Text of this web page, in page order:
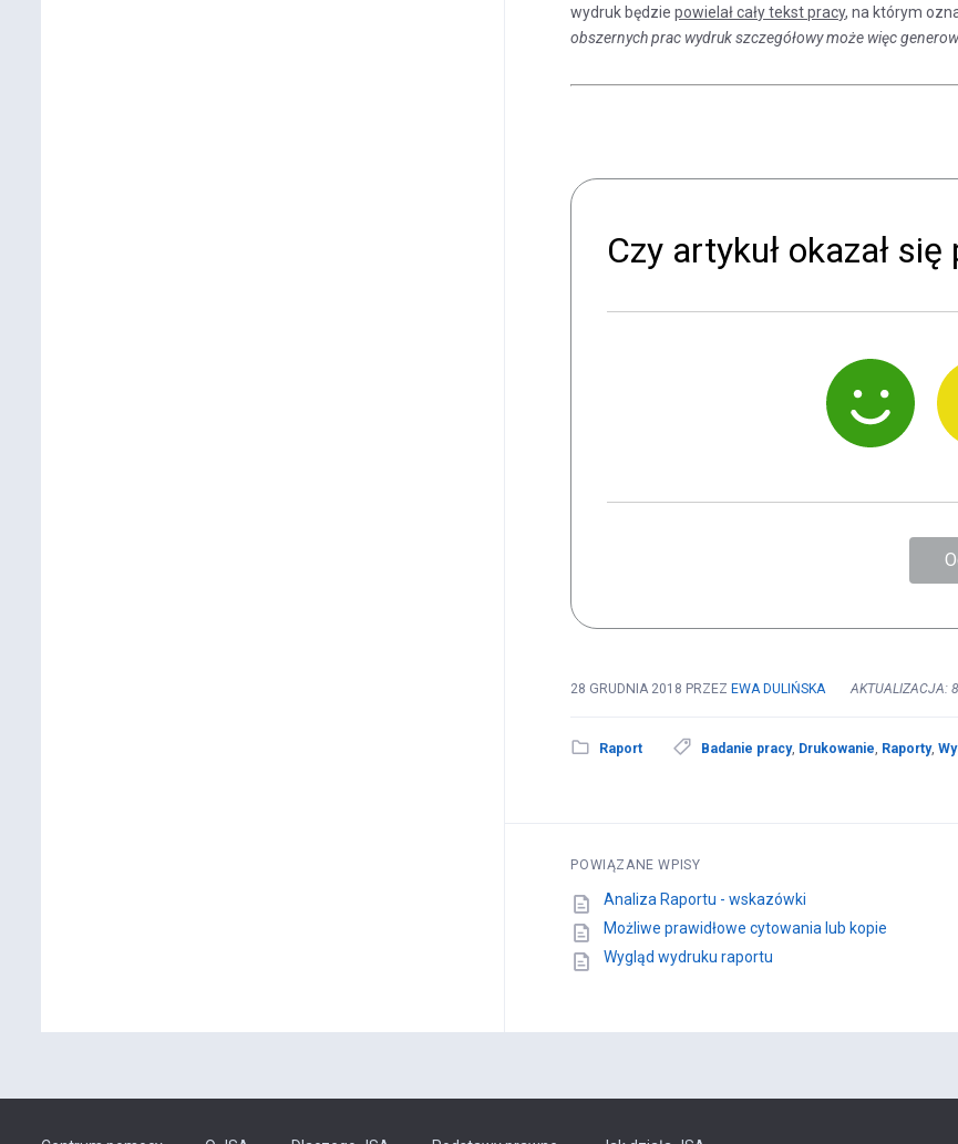
wydruk będziepowielał cały tekst pracy, na którym
obszernych prac wydruk szczegółowy może więc
Czy artykuł okazał
28 GRUDNIA 2018 PRZEZ EWA DULIŃSKA AKTUALIZACJA:
Raport Badanie pracy, Drukowanie, Raporty,
POWIĄZANE WPISY
Analiza Raportu - wskazówki
Możliwe prawidłowe cytowania lub kopie
Wygląd wydruku raportu